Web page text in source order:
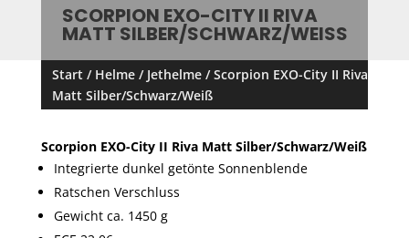
SCORPION EXO-CITY II RIVA
MATT SILBER/SCHWARZ/WEISS
Start / Helme/ Jethelme/ Scorpion EXO-City II Riva
Matt Silber/Schwarz/Weiß
Scorpion EXO-City II Riva Matt Silber/Schwarz/Weiß
Integrierte dunkel getönte Sonnenblende
Ratschen Verschluss
Gewicht ca. 1450 g